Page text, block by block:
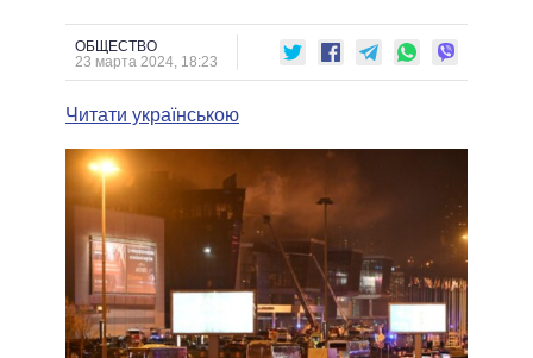
ГЛАВЫ ОБЛАДМИНИСТРАЦИЙ
МЭРЫ
ВСЕ ПЕРСОНЫ
СРАВНЕНИЕ ПОЛИТИКОВ
ОБЩЕСТВО
23 марта 2024, 18:23
Читати українською